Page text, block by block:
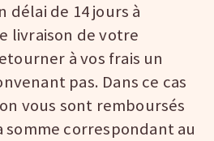
délai de 14 jours à
livraison de votre
à vos frais un
pas. Dans ce cas
vous sont remboursés
somme correspondant au